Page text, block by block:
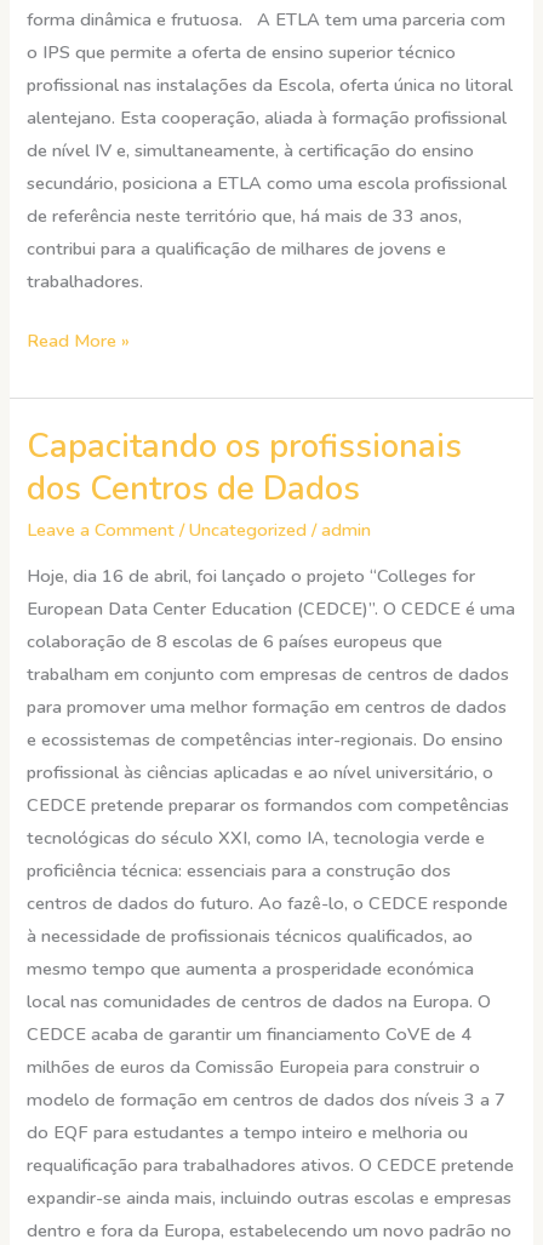
forma dinâmica e frutuosa. A ETLA tem uma parceria com
o IPS que permite a oferta de ensino superior técnico
profissional nas instalações da Escola, oferta única no litoral
alentejano. Esta cooperação, aliada à formação profissional
de nível IV e, simultaneamente, à certificação do ensino
secundário, posiciona a ETLA como uma escola profissional
de referência neste território que, há mais de 33 anos,
contribui para a qualificação de milhares de jovens e
trabalhadores.
Read More »
Capacitando os profissionais
dos Centros de Dados
Leave a Comment /Uncategorized /admin
Hoje, dia 16 de abril, foi lançado o projeto “Colleges for
European Data Center Education (CEDCE)”. O CEDCE é uma
colaboração de 8 escolas de 6 países europeus que
trabalham em conjunto com empresas de centros de dados
para promover uma melhor formação em centros de dados
e ecossistemas de competências inter-regionais. Do ensino
profissional às ciências aplicadas e ao nível universitário, o
CEDCE pretende preparar os formandos com competências
tecnológicas do século XXI, como IA, tecnologia verde e
proficiência técnica: essenciais para a construção dos
centros de dados do futuro. Ao fazê-lo, o CEDCE responde
à necessidade de profissionais técnicos qualificados, ao
mesmo tempo que aumenta a prosperidade económica
local nas comunidades de centros de dados na Europa. O
CEDCE acaba de garantir um financiamento CoVE de 4
milhões de euros da Comissão Europeia para construir o
modelo de formação em centros de dados dos níveis 3 a 7
do EQF para estudantes a tempo inteiro e melhoria ou
requalificação para trabalhadores ativos. O CEDCE pretende
expandir-se ainda mais, incluindo outras escolas e empresas
dentro e fora da Europa, estabelecendo um novo padrão no
Capacitando
os
profissionais
dos
Centros
de
Dados